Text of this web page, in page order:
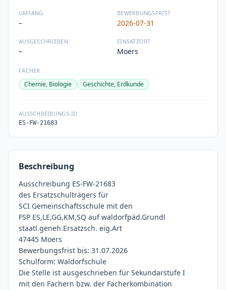
UMFANG
–
BEWERBUNGSFRIST
2026-07-31
AUSGESCHRIEBEN
–
EINSATZORT
Moers
FÄCHER
Chemie, Biologie Geschichte, Erdkunde
AUSSCHREIBUNGS-ID
ES-FW-21683
Beschreibung
Ausschreibung ES-FW-21683
des Ersatzschulträgers für
SCI Gemeinschaftsschule mit den
FSP ES,LE,GG,KM,SQ auf waldorfpäd.Grundl
staatl.geneh.Ersatzsch. eig.Art
47445 Moers
Bewerbungsfrist bis: 31.07.2026
Schulform: Waldorfschule
Die Stelle ist ausgeschrieben für Sekundarstufe I
mit den Fächern bzw. der Fächerkombination